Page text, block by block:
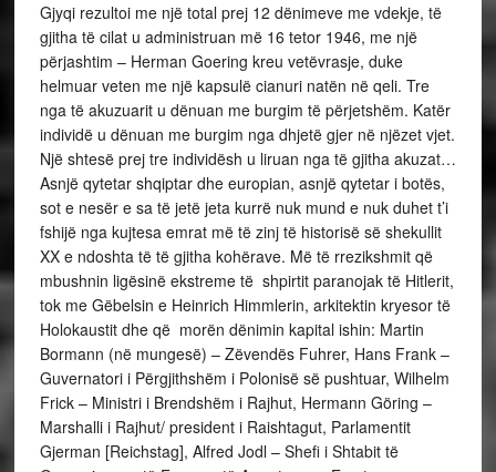
Gjyqi rezultoi me një total prej 12 dënimeve me vdekje, të
gjitha të cilat u administruan më 16 tetor 1946, me një
përjashtim – Herman Goering kreu vetëvrasje, duke
helmuar veten me një kapsulë cianuri natën në qeli. Tre
nga të akuzuarit u dënuan me burgim të përjetshëm. Katër
individë u dënuan me burgim nga dhjetë gjer në njëzet vjet.
Një shtesë prej tre individësh u liruan nga të gjitha akuzat…
Asnjë qytetar shqiptar dhe europian, asnjë qytetar i botës,
sot e nesër e sa të jetë jeta kurrë nuk mund e nuk duhet t’i
fshijë nga kujtesa emrat më të zinj të historisë së shekullit
XX e ndoshta të të gjitha kohërave. Më të rrezikshmit që
mbushnin ligësinë ekstreme të shpirtit paranojak të Hitlerit,
tok me Gëbelsin e Heinrich Himmlerin, arkitektin kryesor të
Holokaustit dhe që morën dënimin kapital ishin: Martin
Bormann (në mungesë) – Zëvendës Fuhrer, Hans Frank –
Guvernatori i Përgjithshëm i Polonisë së pushtuar, Wilhelm
Frick – Ministri i Brendshëm i Rajhut, Hermann Göring –
Marshalli i Rajhut/ president i Raishtagut, Parlamentit
Gjerman [Reichstag], Alfred Jodl – Shefi i Shtabit të